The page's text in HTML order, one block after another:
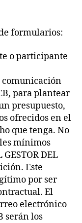
formularios:
o participante
para plantear
presupuesto,
ofrecidos en el
que tenga. No
mínimos
DEL
Este
por ser
El
electrónico
serán los